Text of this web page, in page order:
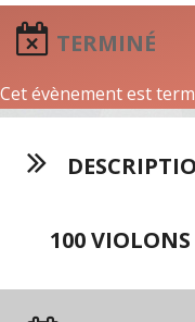
TERMINÉ
Cet évènement est
100